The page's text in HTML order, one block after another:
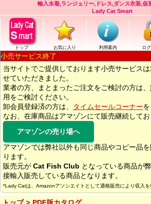
輸入水着,ランジェリー,ドレス,ダンス衣装,仮
Lady Cat Smart
トップ お気に入り 利用案内 ロ
小売サービス終了
当サイトでご提供しております小売サービス
せていただきました。
業者の方、まとまったご注文をご検討の方は、
用をご検討ください。
卸会員登録済の方は、
タイムセールコーナー
なお、在庫商品はアマゾンにて販売継続してお
アマゾンの売り場へ
アマゾンでは弊社以外も同じ商品やコピー品
ります。
販売元が Cat Fish Club となっている商品が
接輸入販売している商品となります。
*Lady Catは、Amazonアソシエイトとして適格販売により収入を